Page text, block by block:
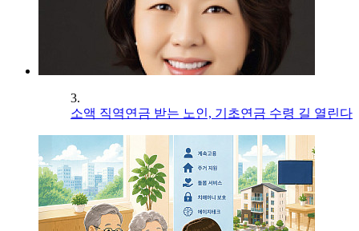
3.
소액 직역연금 받는 노인, 기초연금 수령 길 열린다